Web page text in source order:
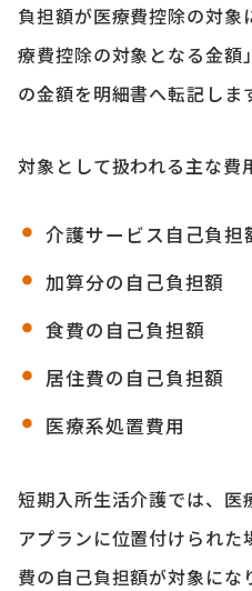
負担額が医療費控除の対象
療費控除の対象となる金額
の金額を明細書へ転記しま
対象として扱われる主な費
介護サービス自己負担
加算分の自己負担額
食費の自己負担額
居住費の自己負担額
医療系処置費用
短期入所生活介護では、医
アプランに位置付けられ
費の自己負担額が対象にな